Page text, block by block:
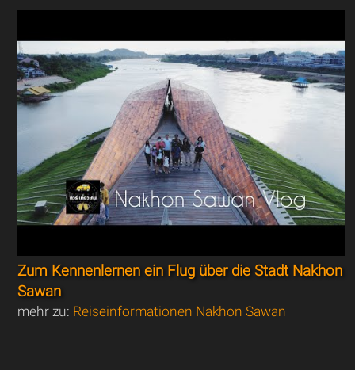
Zum Kennenlernen ein Flug über die Stadt Nakhon
Sawan
mehr zu: Reiseinformationen Nakhon Sawan